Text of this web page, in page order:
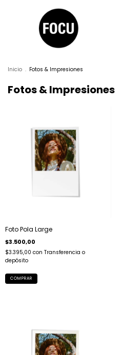
Inicio . Fotos & Impresiones
Fotos & Impresiones
Foto Pola Large
$3.500,00
$3.395,00 con Transferencia o
depósito